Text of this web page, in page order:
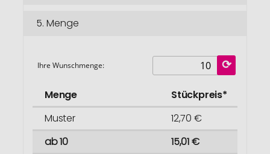
5. Menge
Ihre Wunschmenge:
Menge
Stückpreis*
Muster
12,70 €
ab 10
15,01 €